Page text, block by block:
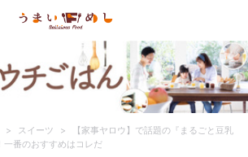
> スイーツ >
【家事ヤロウ】で話題の『まるごと豆乳
一番のおすすめはコレだ